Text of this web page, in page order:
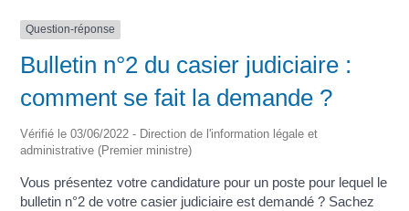
Question-réponse
Bulletin n°2 du casier judiciaire :
comment se fait la demande ?
Vérifié le 03/06/2022 - Direction de l'information légale et
administrative (Premier ministre)
Vous présentez votre candidature pour un poste pour lequel le
bulletin n°2 de votre casier judiciaire est demandé ? Sachez